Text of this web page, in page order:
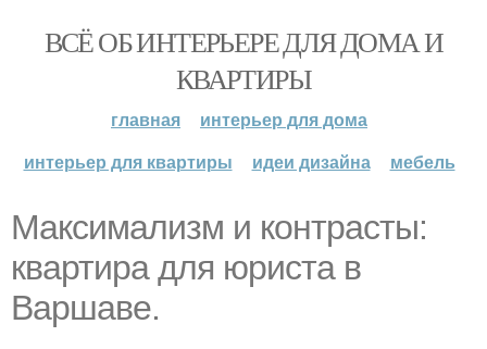
ВСЁ ОБ ИНТЕРЬЕРЕ ДЛЯ ДОМА И
КВАРТИРЫ
главная
интерьер для дома
интерьер для квартиры
идеи дизайна мебель
Максимализм и контрасты:
квартира для юриста в
Варшаве.